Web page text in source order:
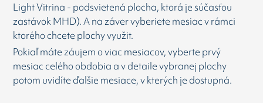
Light Vitrina - podsvietená plocha, ktorá je súčasťou
zastávok MHD). A na záver vyberiete mesiac v rámci
ktorého chcete plochy využit.
Pokiaľ máte záujem o viac mesiacov, vyberte prvý
mesiac celého obdobia a v detaile vybranej plochy
potom uvidíte ďalšie mesiace, v kterých je dostupná.